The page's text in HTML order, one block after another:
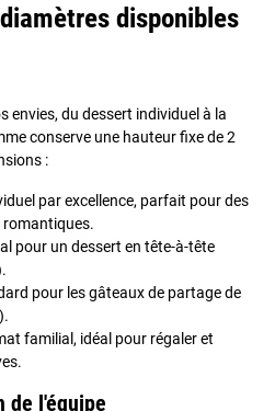
disponibles
envies, du dessert individuel à la
conserve une hauteur fixe de 2
:
par excellence, parfait pour des
pour un dessert en tête-à-tête
pour les gâteaux de partage de
familial, idéal pour régaler et
de l'équipe